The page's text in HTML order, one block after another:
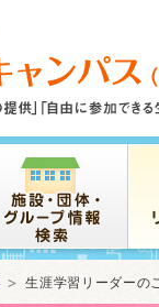
生涯学習リーダー